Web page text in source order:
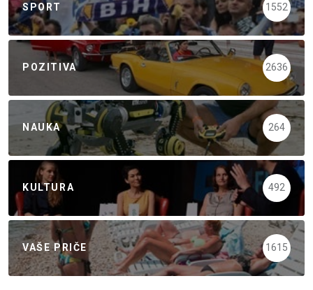
SPORT 1552
POZITIVA 2636
NAUKA 264
KULTURA 492
VAŠE PRIČE 1615